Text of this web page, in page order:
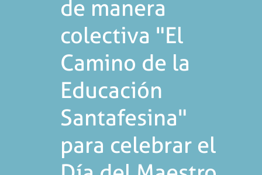
de manera
colectiva "El
Camino de la
Educación
Santafesina"
para celebrar el